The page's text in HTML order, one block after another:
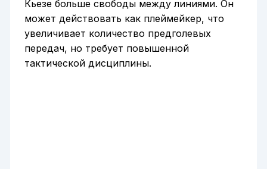
Кьезе больше свободы между линиями. Он
может действовать как плеймейкер, что
увеличивает количество предголевых
передач, но требует повышенной
тактической дисциплины.